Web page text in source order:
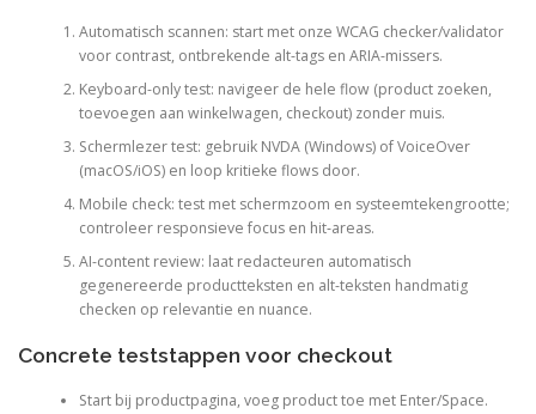
Automatisch scannen: start met onze WCAG checker/validator
voor contrast, ontbrekende alt-tags en ARIA-missers.
Keyboard-only test: navigeer de hele flow (product zoeken,
toevoegen aan winkelwagen, checkout) zonder muis.
Schermlezer test: gebruik NVDA (Windows) of VoiceOver
(macOS/iOS) en loop kritieke flows door.
Mobile check: test met schermzoom en systeemtekengrootte;
controleer responsieve focus en hit‑areas.
AI-content review: laat redacteuren automatisch
gegenereerde productteksten en alt-teksten handmatig
checken op relevantie en nuance.
Concrete teststappen voor checkout
Start bij productpagina, voeg product toe met Enter/Space.